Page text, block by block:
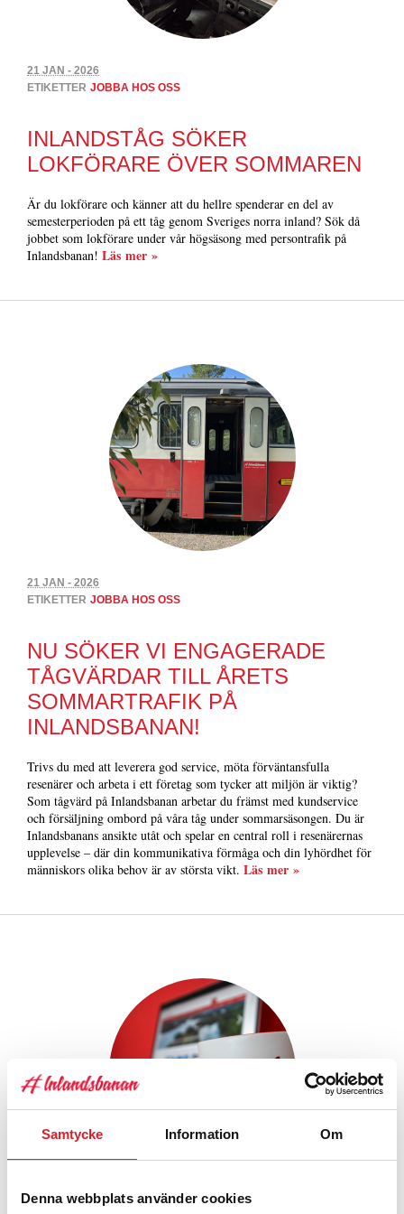
Samtycke Information Om
Denna webbplats använder cookies
21 JAN - 2026
ETIKETTER JOBBA HOS OSS
INLANDSTÅG SÖKER
LOKFÖRARE ÖVER SOMMAREN
Är du lokförare och känner att du hellre spenderar en del av
semesterperioden på ett tåg genom Sveriges norra inland? Sök då
jobbet som lokförare under vår högsäsong med persontrafik på
Inlandsbanan! Läs mer »
21 JAN - 2026
ETIKETTER JOBBA HOS OSS
NU SÖKER VI ENGAGERADE
TÅGVÄRDAR TILL ÅRETS
SOMMARTRAFIK PÅ
INLANDSBANAN!
Trivs du med att leverera god service, möta förväntansfulla
resenärer och arbeta i ett företag som tycker att miljön är viktig?
Som tågvärd på Inlandsbanan arbetar du främst med kundservice
och försäljning ombord på våra tåg under sommarsäsongen. Du är
Inlandsbanans ansikte utåt och spelar en central roll i resenärernas
upplevelse – där din kommunikativa förmåga och din lyhördhet för
människors olika behov är av största vikt. Läs mer »
03 NOV - 2025